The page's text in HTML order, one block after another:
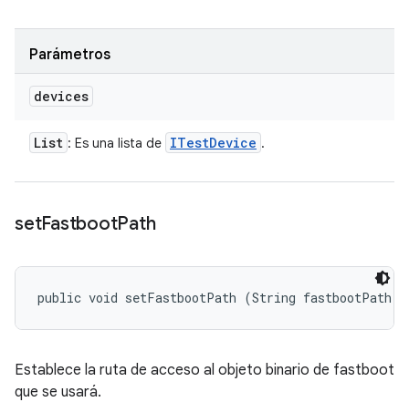
Parámetros
devices
List : Es una lista de ITestDevice .
setFastbootPath
public void setFastbootPath (String fastbootPath)
Establece la ruta de acceso al objeto binario de fastboot
que se usará.